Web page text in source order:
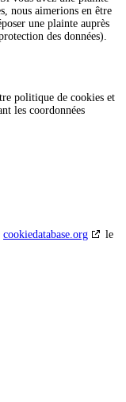
nous aimerions en être
une plainte auprès
des données).
politique de cookies et
les coordonnées
cookiedatabase.org
le